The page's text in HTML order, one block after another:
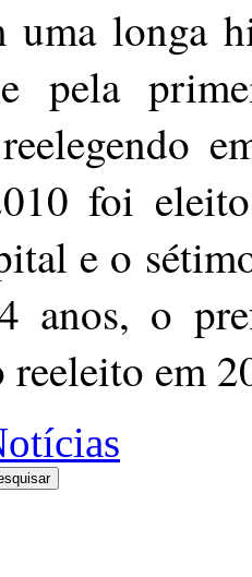
uma longa
se pela
foi
e o
anos, o
reeleito em